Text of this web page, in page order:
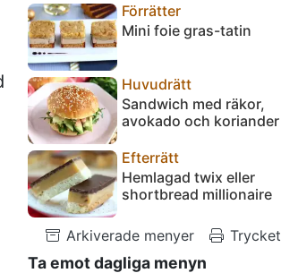
Förrätter
Mini foie gras-tatin
Huvudrätt
Sandwich med räkor,
avokado och koriander
Efterrätt
Hemlagad twix eller
shortbread millionaire
Arkiverade menyer Trycket
Ta emot dagliga menyn